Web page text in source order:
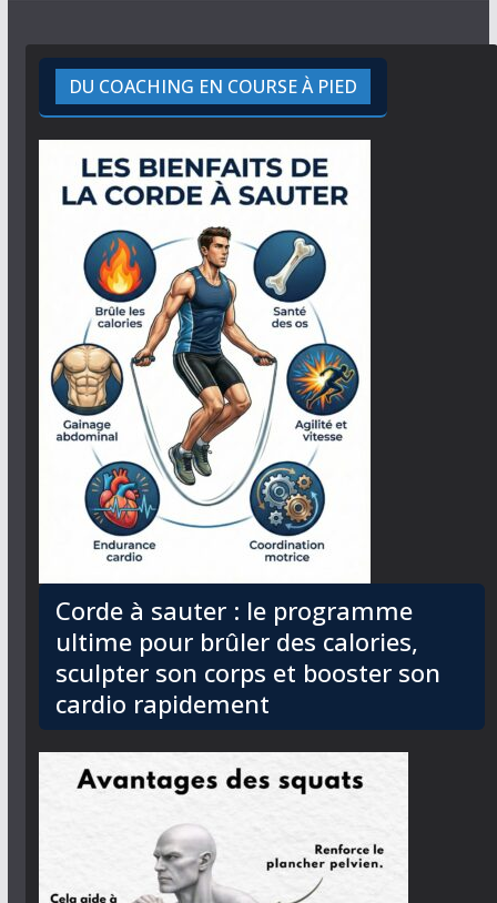
DU COACHING EN COURSE À PIED
Corde à sauter : le programme
ultime pour brûler des calories,
sculpter son corps et booster son
cardio rapidement